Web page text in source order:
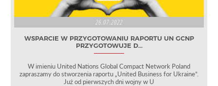
26.07.2022
WSPARCIE W PRZYGOTOWANIU RAPORTU UN GCNP
PRZYGOTOWUJE D...
W imieniu United Nations Global Compact Network Poland
zapraszamy do stworzenia raportu „United Business for Ukraine”.
Już od pierwszych dni wojny w U